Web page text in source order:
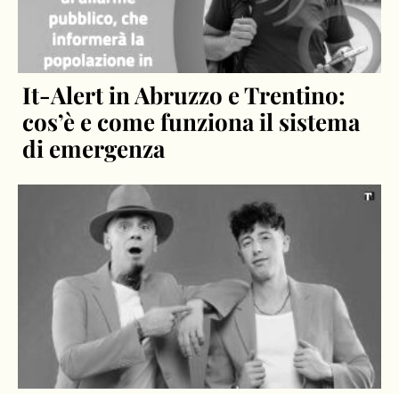
It-Alert in Abruzzo e Trentino:
cos’è e come funziona il sistema
di emergenza